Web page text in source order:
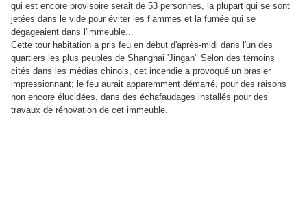
qui est encore provisoire serait de 53 personnes, la plupart qui se sont
jetées dans le vide pour éviter les flammes et la fumée qui se
dégageaient dans l'immeuble...
Cette tour habitation a pris feu en début d'après-midi dans l'un des
quartiers les plus peuplés de Shanghai 'Jingan" Selon des témoins
cités dans les médias chinois, cet incendie a provoqué un brasier
impressionnant; le feu aurait apparemment démarré, pour des raisons
non encore élucidées, dans des échafaudages installés pour des
travaux de rénovation de cet immeuble.